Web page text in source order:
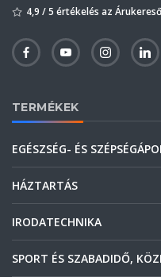
4,9 / 5 értékelés az
TERMÉKEK
EGÉSZSÉG- ÉS
HÁZTARTÁS
IRODATECHNIKA
SPORT ÉS SZABADIDŐ,